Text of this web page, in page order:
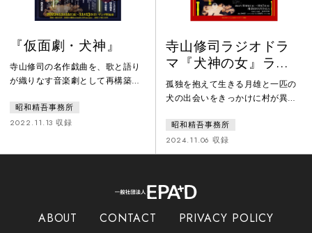
『仮面劇・犬神』
寺山修司の名作戯曲を、歌と語り
が織りなす音楽劇として再構築！
パートリー作品を渋谷ジァン・ジ
ァン閉館以来22年ぶりに上演。
まれ、孤独を抱え祖母と暮らす月
村に奇妙な事件が起こりはじめる
昭和精吾事務所
2022.11.13 収録
寺山修司ラジオドラ
マ『犬神の女』ライ
ブ
孤独を抱えて生きる月雄と一匹の
犬の出会いをきっかけに村が異変
る鮮烈な幸福論を描く劇団のレパ
ートリー『仮面劇・犬神』の原作
ラジオドラマ（1964 久保田万太
歌と語りで構成した公開録音ライ
昭和精吾事務所
2024.11.06 収録
ABOUT CONTACT PRIVACY POLICY